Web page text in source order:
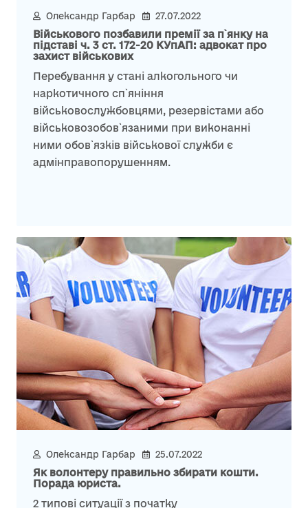
Олександр Гарбар 27.07.2022
Військового позбавили премії за п`янку на
підставі ч. 3 ст. 172-20 КУпАП: адвокат про
захист військових
Перебування у стані алкогольного чи
наркотичного сп`яніння
військовослужбовцями, резервістами або
військовозобов`язаними при виконанні
ними обов`язків військової служби є
адмінправопорушенням.
Олександр Гарбар 25.07.2022
Як волонтеру правильно збирати кошти.
Порада юриста.
2 типові ситуації з початку